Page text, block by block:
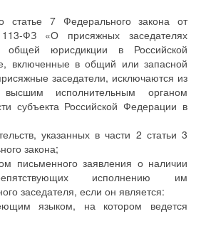
статье 7 Федерального закона от
ФЗ «О присяжных заседателях
общей юрисдикции в Российской
включенные в общий или запасной
заседатели, исключаются из
высшим исполнительным органом
субъекта Российской Федерации в
указанных в части 2 статьи 3
закона;
письменного заявления о наличии
исполнению им
заседателя, если он является:
языком, на котором ведется